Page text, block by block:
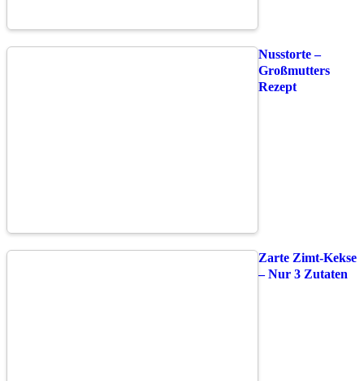
Nusstorte –
Großmutters
Rezept
Zarte Zimt-Kekse
– Nur 3 Zutaten